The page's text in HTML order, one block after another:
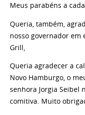
Meus parabéns a
Queria, também,
nosso governador em
Grill,
Queria agradecer a
Novo Hamburgo, o
senhora Jorgia Seibel
comitiva. Muito